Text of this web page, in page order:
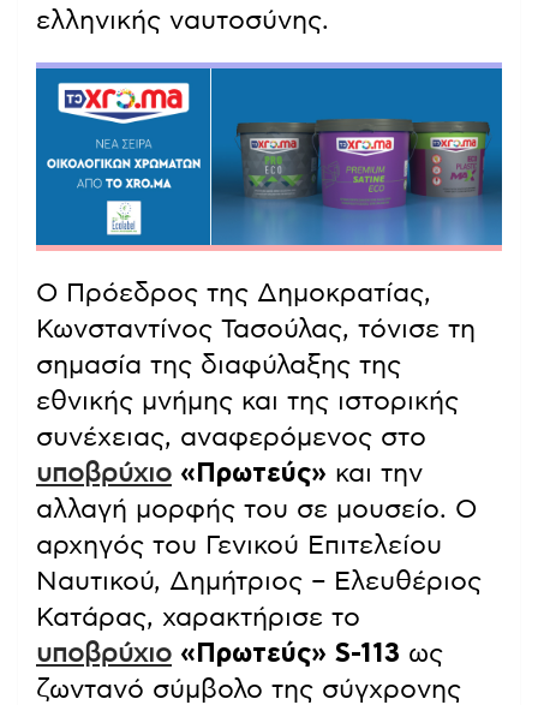
ελληνικής ναυτοσύνης.
Ο Πρόεδρος της Δημοκρατίας,
Κωνσταντίνος Τασούλας, τόνισε τη
σημασία της διαφύλαξης της
εθνικής μνήμης και της ιστορικής
συνέχειας, αναφερόμενος στο
υποβρύχιο «Πρωτεύς» και την
αλλαγή μορφής του σε μουσείο. Ο
αρχηγός του Γενικού Επιτελείου
Ναυτικού, Δημήτριος – Ελευθέριος
Κατάρας, χαρακτήρισε το
υποβρύχιο «Πρωτεύς» S-113 ως
ζωντανό σύμβολο της σύγχρονης